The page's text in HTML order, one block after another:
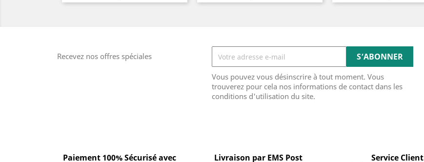
Recevez nos offres spéciales
Vous pouvez vous désinscrire à tout moment. Vous
trouverez pour cela nos informations de contact dans les
conditions d'utilisation du site.
Paiement 100% Sécurisé avec
Livraison par EMS Post Service Client